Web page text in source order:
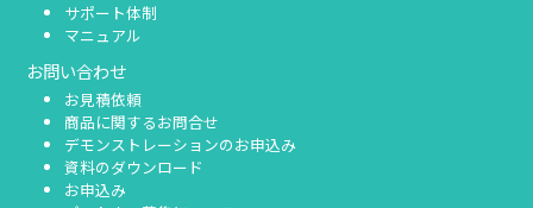
サポート体制
マニュアル
お問い合わせ
お見積依頼
商品に関するお問合せ
デモンストレーションのお申込み
資料のダウンロード
お申込み